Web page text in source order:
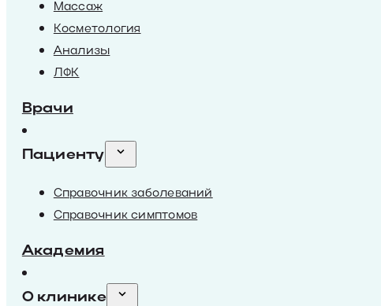
Массаж
Косметология
Анализы
ЛФК
Врачи
Пациенту
Справочник заболеваний
Справочник симптомов
Академия
О клинике